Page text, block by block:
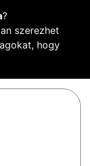
?
szerezhet
hogy